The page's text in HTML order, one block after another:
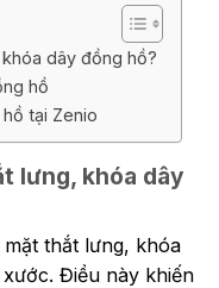
dây đồng hồ?
hồ
tại Zenio
lưng, khóa dây
thắt lưng, khóa
Điều này khiến